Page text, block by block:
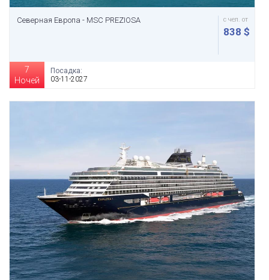
Северная Европа - MSC PREZIOSA с чел. от
838 $
7
Ночей
Посадка:
03-11-2027